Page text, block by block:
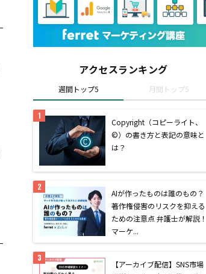
アクセスランキング
週間トップ5 月間トップ5
Copyright（コピーライト、
©）の書き方と表記の意味と
は？
AIが作ったものは誰のもの？
著作権侵害のリスクを抑える
ための注意点 弁護士が解説！
マーケ...
【アーカイブ配信】SNS市場